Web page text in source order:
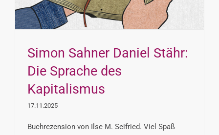
Simon Sahner Daniel Stähr:
Die Sprache des
Kapitalismus
17.11.2025
Buchrezension von Ilse M. Seifried. Viel Spaß